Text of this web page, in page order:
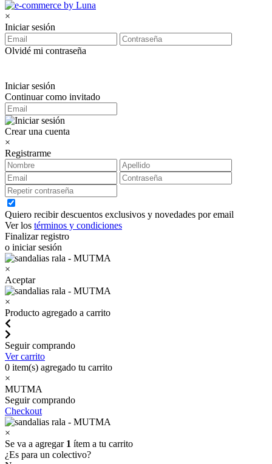
×
Iniciar sesión
Olvidé mi contraseña
Iniciar sesión
Continuar como invitado
Crear una cuenta
×
Registrarme
Quiero recibir descuentos exclusivos y novedades por email
Ver los términos y condiciones
Finalizar registro
o iniciar sesión
×
Aceptar
×
Producto agregado a carrito
Seguir comprando
Ver carrito
0 item(s) agregado tu carrito
×
MUTMA
Seguir comprando
Checkout
×
Se va a agregar 1 ítem a tu carrito
¿Es para un colectivo?